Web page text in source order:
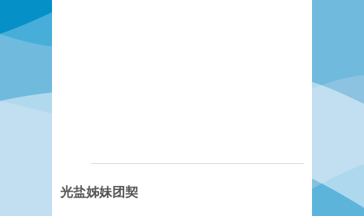
光盐姊妹团契